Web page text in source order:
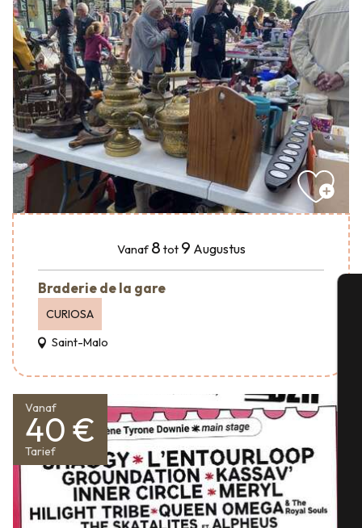
Vanaf 8 tot 9 Augustus
Braderie de la gare
CURIOSA
Saint-Malo
Vanaf
40 €
Tarief